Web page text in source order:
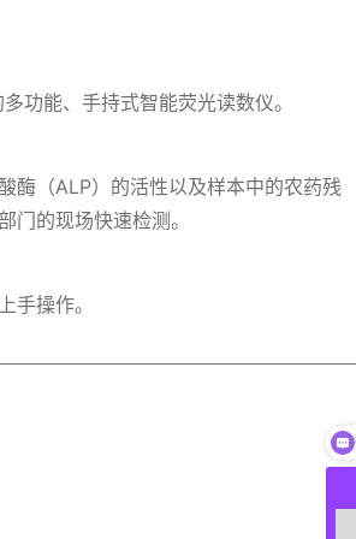
功能、手持式智能荧光读数仪。
酶（ALP）的活性以及样本中的农药残
的现场快速检测。
手操作。